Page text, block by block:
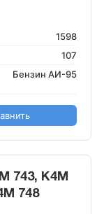
1598
107
Бензин АИ-95
743, K4M
748